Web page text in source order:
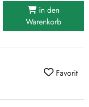
in den
Warenkorb
Favorit